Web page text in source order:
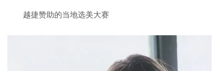
越捷赞助的当地选美大赛